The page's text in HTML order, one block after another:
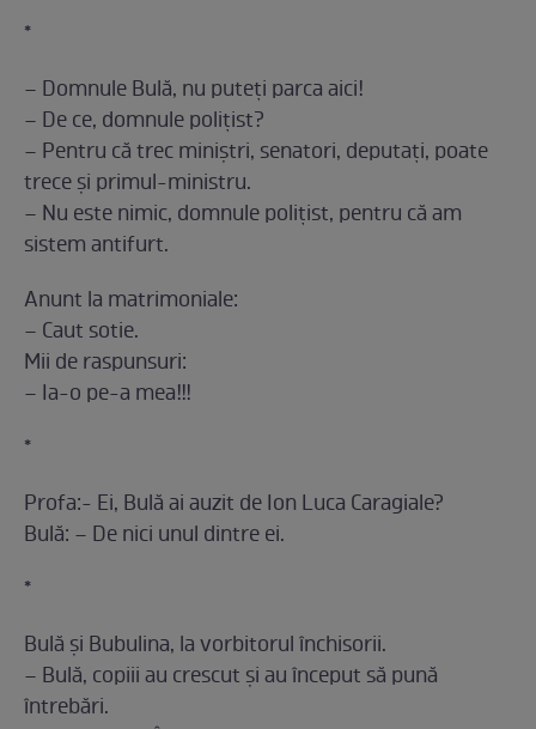
*
– Domnule Bulă, nu puteți parca aici!
– De ce, domnule polițist?
– Pentru că trec miniștri, senatori, deputați, poate
trece și primul-ministru.
– Nu este nimic, domnule polițist, pentru că am
sistem antifurt.
Anunt la matrimoniale:
– Caut sotie.
Mii de raspunsuri:
– Ia-o pe-a mea!!!
*
Profa:- Ei, Bulă ai auzit de Ion Luca Caragiale?
Bulă: – De nici unul dintre ei.
*
Bulă și Bubulina, la vorbitorul închisorii.
– Bulă, copiii au crescut și au început să pună
întrebări.